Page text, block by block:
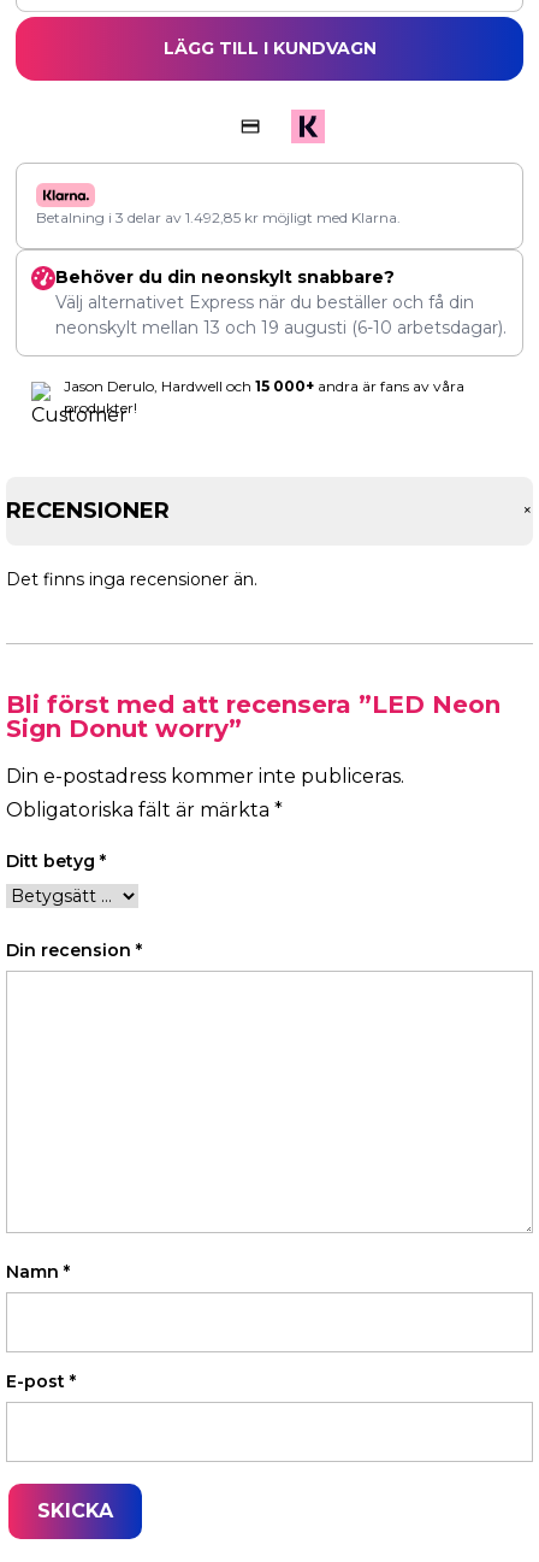
LÄGG TILL I KUNDVAGN
Betalning i 3 delar av 1.492,85 kr möjligt med Klarna.
Behöver du din neonskylt snabbare?
Välj alternativet Express när du beställer och få din
neonskylt mellan 13 och 19 augusti (6-10 arbetsdagar).
Jason Derulo, Hardwell och 15 000+ andra är fans av våra
produkter!
RECENSIONER +
Det finns inga recensioner än.
Bli först med att recensera ”LED Neon
Sign Donut worry”
Din e-postadress kommer inte publiceras.
Obligatoriska fält är märkta *
Ditt betyg *
Din recension *
Namn *
E-post *